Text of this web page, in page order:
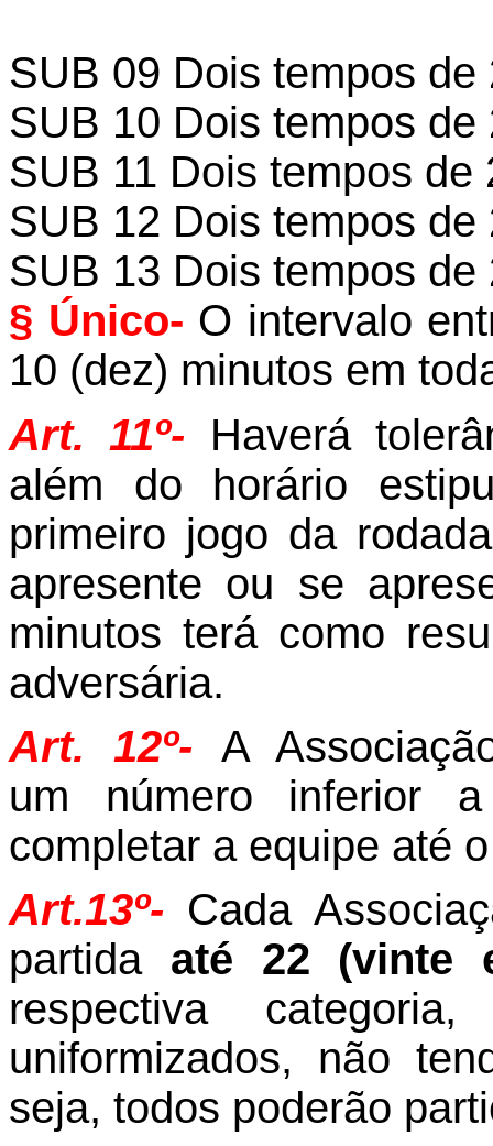
SUB 09 Dois tempos de
SUB 10 Dois tempos de
SUB 11 Dois tempos de
SUB 12 Dois tempos de
SUB 13 Dois tempos de
§ Único- O intervalo
10 (dez) minutos em
Art. 11º-
Haverá
além do horário
primeiro jogo da
apresente ou se
minutos terá como
adversária.
Art. 12º-
A
um número inferior
completar a equipe até
Art.13º- Cada
partida até 22 (vinte
respectiva
uniformizados, não
seja, todos poderão